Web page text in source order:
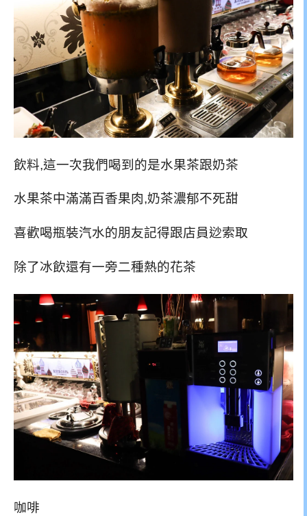
飲料,這一次我們喝到的是水果茶跟奶茶
水果茶中滿滿百香果肉,奶茶濃郁不死甜
喜歡喝瓶裝汽水的朋友記得跟店員逤索取
除了冰飲還有一旁二種熱的花茶
咖啡